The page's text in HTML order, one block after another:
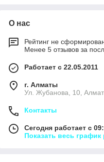
радостью вам поможем и
О нас
Рейтинг не
Менее 5 отзывов за
Работает с 22.05.2011
г. Алматы
Ул. Жубанова, 10,
Контакты
Сегодня работает с
Показать весь